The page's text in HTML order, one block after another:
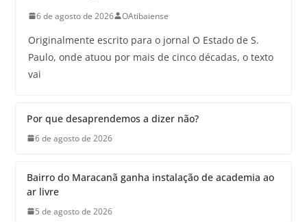
6 de agosto de 2026 OAtibaiense
Originalmente escrito para o jornal O Estado de S.
Paulo, onde atuou por mais de cinco décadas, o texto
vai
Por que desaprendemos a dizer não?
6 de agosto de 2026
Bairro do Maracanã ganha instalação de academia ao
ar livre
5 de agosto de 2026